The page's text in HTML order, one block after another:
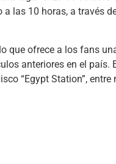
las 10 horas, a través
que ofrece a los fans
anteriores en el país.
“Egypt Station”, entre